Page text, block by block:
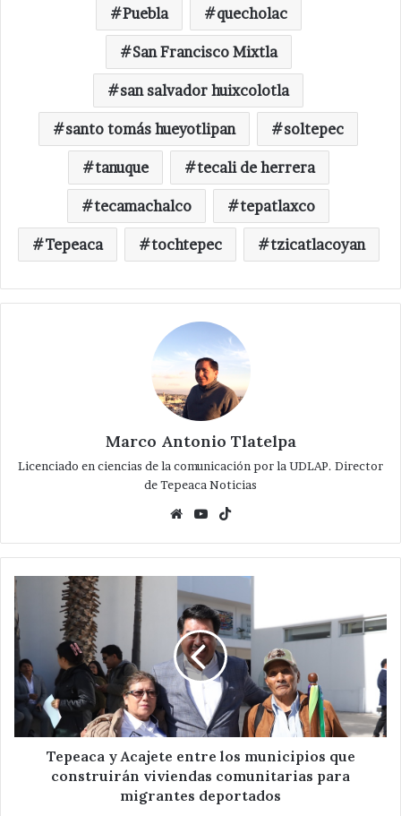
Puebla quecholac
San Francisco Mixtla
san salvador huixcolotla
santo tomás hueyotlipan soltepec
tanuque tecali de herrera
tecamachalco tepatlaxco
Tepeaca tochtepec tzicatlacoyan
Marco Antonio Tlatelpa
Licenciado en ciencias de la comunicación por la UDLAP. Director
de Tepeaca Noticias
WebsiteYouTube
Tepeaca
y
Acajete
entre
los
municipios
que
construirán
viviendas
comunitarias
Tepeaca y Acajete entre los municipios que
construirán viviendas comunitarias para
migrantes deportados